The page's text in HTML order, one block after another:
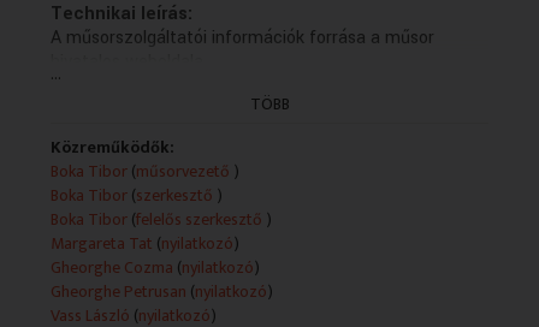
Technikai leírás:
A műsorszolgáltatói információk forrása a műsor
Műsorszolgáltatói ismertető:
román nyelvű adásokat.
A szerkesztőség a Magyar Televízió Szegedi Körzeti
Stúdiójában működik, a heti 26 perces műsorokat pedig
a magyar közszolgálati televízió, földi és műholdas
csatornája sugározza. A műsor készítői igyekeznek
bemutatni a magyarországi román közösség életét,
identitása megőrzése érdekében kifejtett
...
TÖBB
Közreműködők:
Boka Tibor(műsorvezető )
Boka Tibor(szerkesztő )
Boka Tibor(felelős szerkesztő )
Margareta Tat (nyilatkozó)
Gheorghe Cozma (nyilatkozó)
Gheorghe Petrusan (nyilatkozó)
Vass László (nyilatkozó)